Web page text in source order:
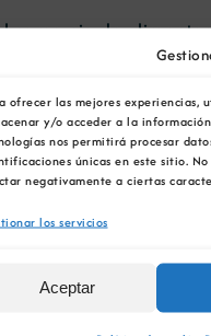
ofrecer las mejores experiencias,
y/o acceder a la
nos permitirá procesar
únicas en este sitio.
negativamente a ciertas
los servicios
Aceptar
comercio de
es cada
El consumidor
por lo que se ha
que participen
o los principales
entre los
las empresas del